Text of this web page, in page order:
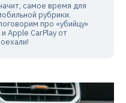
самое время для
рубрики.
про «убийцу»
Apple CarPlay от